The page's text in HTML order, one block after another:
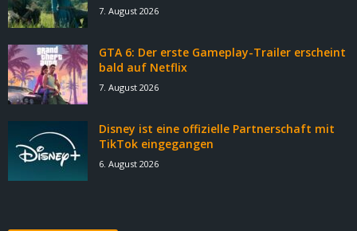
7. August 2026
GTA 6: Der erste Gameplay-Trailer erscheint
bald auf Netflix
7. August 2026
Disney ist eine offizielle Partnerschaft mit
TikTok eingegangen
6. August 2026